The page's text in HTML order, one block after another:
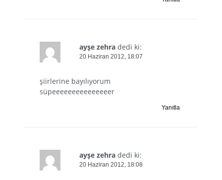
ayşe zehra dedi ki:
20 Haziran 2012, 18:07
şiirlerine bayılıyorum
süpeeeeeeeeeeeeeeer
Yanıtla
ayşe zehra dedi ki:
20 Haziran 2012, 18:08